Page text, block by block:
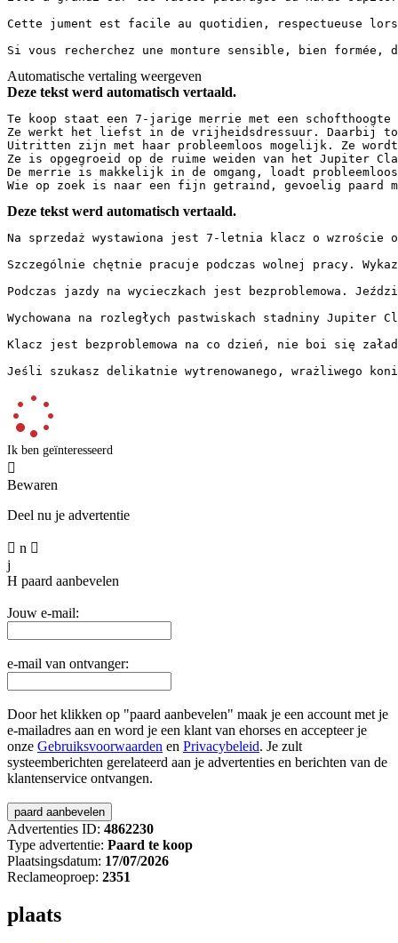
Cette jument est facile au quotidien, respectueuse
Si vous recherchez une monture sensible, bien
Automatische vertaling weergeven
Deze tekst werd automatisch vertaald.
Te koop staat een 7-jarige merrie met een
Ze werkt het liefst in de vrijheidsdressuur. Daarbij
Uitritten zijn met haar probleemloos mogelijk. Ze
Ze is opgegroeid op de ruime weiden van het Jupiter
De merrie is makkelijk in de omgang, loadt
Wie op zoek is naar een fijn getraind, gevoelig
Deze tekst werd automatisch vertaald.
Na sprzedaż wystawiona jest 7-letnia klacz o wzroście
Szczególnie chętnie pracuje podczas wolnej pracy.
Podczas jazdy na wycieczkach jest bezproblemowa.
Wychowana na rozległych pastwiskach stadniny
Klacz jest bezproblemowa na co dzień, nie boi się
Jeśli szukasz delikatnie wytrenowanego, wrażliwego
Ik ben geïnteresseerd

Bewaren
Deel nu je advertentie
 n 
j
H paard aanbevelen
Jouw e-mail:
e-mail van ontvanger:
Door het klikken op "paard aanbevelen" maak je een account met je
e-mailadres aan en word je een klant van ehorses en accepteer je
onze Gebruiksvoorwaarden en Privacybeleid. Je zult
systeemberichten gerelateerd aan je advertenties en berichten van de
klantenservice ontvangen.
Advertenties ID: 4862230
Type advertentie: Paard te koop
Plaatsingsdatum: 17/07/2026
Reclameoproep: 2351
plaats